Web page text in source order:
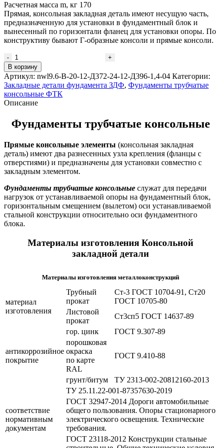
Расчетная масса m, кг 170
Прямая, консольная закладная деталь имеют несущую часть,
предназначенную для установки в фундаментный блок и
вынесенный по горизонтали фланец для установки опоры. По
конструктиву бывают Г-образные консоли и прямые консоли.
Количество
товара
Консольная
закладная
деталь
В-20/12/
24/12/
Д396-
б
В корзину
Артикул: nwl9.6-В-20-12-Д372-24-12-Д396-1,4-04 Категории:
Закладные детали фундамента ЗДФ, Фундаменты трубчатые
консольные ФТК
Описание
Фундаменты трубчатые консольные
Прямые консольные элементы (консольная закладная
деталь) имеют два разнесенных узла крепления (фланцы с
отверстиями) и предназначены для установки совместно с
закладным элементом.
Фундаменты трубчатые консольные служат для передачи
нагрузок от устанавливаемой опоры на фундаментный блок,
горизонтальным смещением (вылетом) оси устанавливаемой
стальной конструкции относительно оси фундаментного
блока.
Материалы изготовления Консольной
закладной детали
Материалы изготовления металлоконструкций
материал
изготовления
Трубный
прокат
Ст-3 ГОСТ 10704-91, Ст20
ГОСТ 10705-80
Листовой
прокат
Ст3сп5 ГОСТ 14637-89
антикоррозийное
покрытие
гор. цинк
ГОСТ 9.307-89
порошковая
окраска
по карте
RAL
ГОСТ 9.410-88
грунт/битум ТУ 2313-002-20812160-2013
соответствие
нормативным
документам
ТУ 25.11.22-001-87357630-2019
ГОСТ 32947-2014 Дороги автомобильные
общего пользования. Опоры стационарного
электрического освещения. Технические
требования.
ГОСТ 23118-2012 Конструкции стальные